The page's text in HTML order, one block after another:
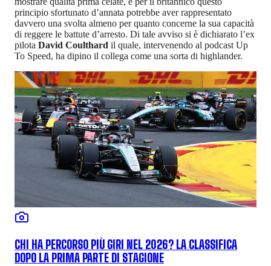
principio sfortunato d’annata potrebbe aver rappresentato
davvero una svolta almeno per quanto concerne la sua capacità
di reggere le battute d’arresto. Di tale avviso si è dichiarato l’ex
pilota David Coulthard il quale, intervenendo al podcast Up
To Speed, ha dipino il collega come una sorta di highlander.
CHI HA PERCORSO PIÙ GIRI NEL 2026? LA CLASSIFICA
DOPO LA PRIMA PARTE DI STAGIONE